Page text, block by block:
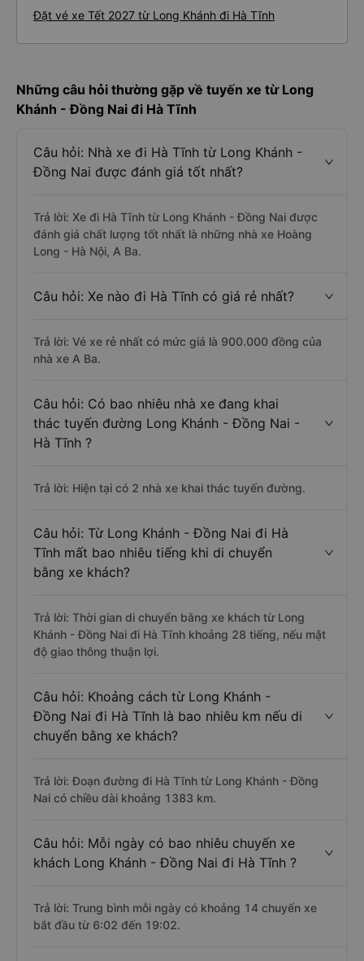
Đặt vé xe Tết 2027 từ Long Khánh đi Hà Tĩnh
Những câu hỏi thường gặp về tuyến xe từ Long
Khánh - Đồng Nai đi Hà Tĩnh
Câu hỏi: Nhà xe đi Hà Tĩnh từ Long Khánh -
Đồng Nai được đánh giá tốt nhất?
Trả lời: Xe đi Hà Tĩnh từ Long Khánh - Đồng Nai được
đánh giá chất lượng tốt nhất là những nhà xe Hoàng
Long - Hà Nội, A Ba.
Câu hỏi: Xe nào đi Hà Tĩnh có giá rẻ nhất?
Trả lời: Vé xe rẻ nhất có mức giá là 900.000 đồng của
nhà xe A Ba.
Câu hỏi: Có bao nhiêu nhà xe đang khai
thác tuyến đường Long Khánh - Đồng Nai -
Hà Tĩnh ?
Trả lời: Hiện tại có 2 nhà xe khai thác tuyến đường.
Câu hỏi: Từ Long Khánh - Đồng Nai đi Hà
Tĩnh mất bao nhiêu tiếng khi di chuyển
bằng xe khách?
Trả lời: Thời gian di chuyển bằng xe khách từ Long
Khánh - Đồng Nai đi Hà Tĩnh khoảng 28 tiếng, nếu mật
độ giao thông thuận lợi.
Câu hỏi: Khoảng cách từ Long Khánh -
Đồng Nai đi Hà Tĩnh là bao nhiêu km nếu di
chuyển bằng xe khách?
Trả lời: Đoạn đường đi Hà Tĩnh từ Long Khánh - Đồng
Nai có chiều dài khoảng 1383 km.
Câu hỏi: Mỗi ngày có bao nhiêu chuyến xe
khách Long Khánh - Đồng Nai đi Hà Tĩnh ?
Trả lời: Trung bình mỗi ngày có khoảng 14 chuyến xe
bắt đầu từ 6:02 đến 19:02.